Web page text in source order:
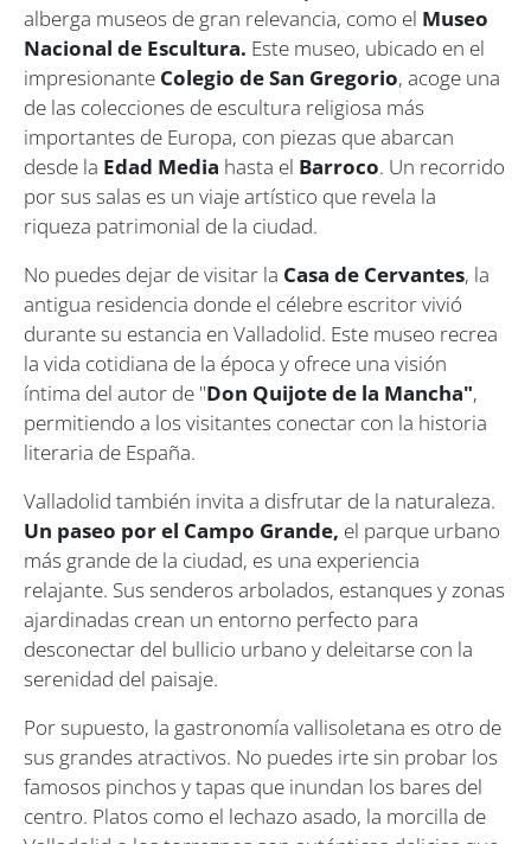
alberga museos de gran relevancia, como el Museo
Nacional de Escultura. Este museo, ubicado en el
impresionante Colegio de San Gregorio, acoge una
de las colecciones de escultura religiosa más
importantes de Europa, con piezas que abarcan
desde la Edad Media hasta el Barroco. Un recorrido
por sus salas es un viaje artístico que revela la
riqueza patrimonial de la ciudad.
No puedes dejar de visitar la Casa de Cervantes, la
antigua residencia donde el célebre escritor vivió
durante su estancia en Valladolid. Este museo recrea
la vida cotidiana de la época y ofrece una visión
íntima del autor de "Don Quijote de la Mancha",
permitiendo a los visitantes conectar con la historia
literaria de España.
Valladolid también invita a disfrutar de la naturaleza.
Un paseo por el Campo Grande, el parque urbano
más grande de la ciudad, es una experiencia
relajante. Sus senderos arbolados, estanques y zonas
ajardinadas crean un entorno perfecto para
desconectar del bullicio urbano y deleitarse con la
serenidad del paisaje.
Por supuesto, la gastronomía vallisoletana es otro de
sus grandes atractivos. No puedes irte sin probar los
famosos pinchos y tapas que inundan los bares del
centro. Platos como el lechazo asado, la morcilla de